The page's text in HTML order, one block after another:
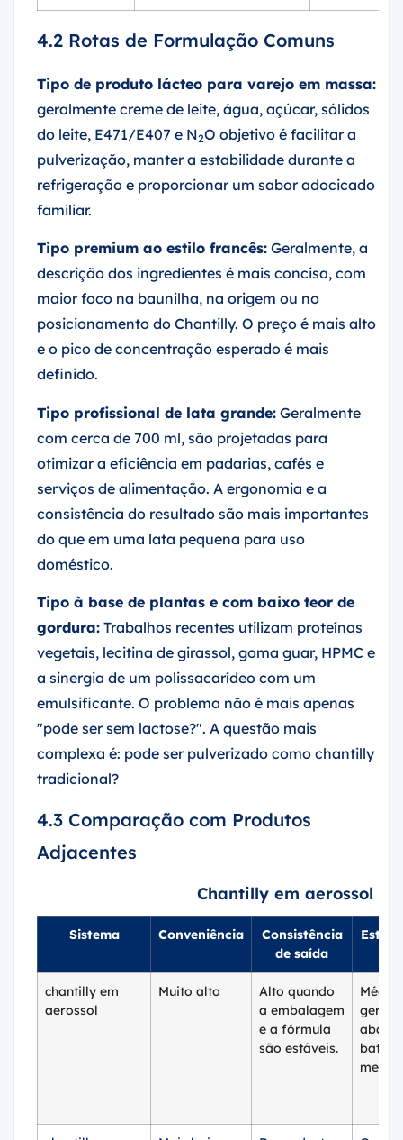
4.2 Rotas de Formulação Comuns
Tipo de produto lácteo para varejo em massa:
geralmente creme de leite, água, açúcar, sólidos
do leite, E471/E407 e N2O objetivo é facilitar a
pulverização, manter a estabilidade durante a
refrigeração e proporcionar um sabor adocicado
familiar.
Tipo premium ao estilo francês: Geralmente, a
descrição dos ingredientes é mais concisa, com
maior foco na baunilha, na origem ou no
posicionamento do Chantilly. O preço é mais alto
e o pico de concentração esperado é mais
definido.
Tipo profissional de lata grande: Geralmente
com cerca de 700 ml, são projetadas para
otimizar a eficiência em padarias, cafés e
serviços de alimentação. A ergonomia e a
consistência do resultado são mais importantes
do que em uma lata pequena para uso
doméstico.
Tipo à base de plantas e com baixo teor de
gordura: Trabalhos recentes utilizam proteínas
vegetais, lecitina de girassol, goma guar, HPMC e
a sinergia de um polissacarídeo com um
emulsificante. O problema não é mais apenas
"pode ser sem lactose?". A questão mais
complexa é: pode ser pulverizado como chantilly
tradicional?
4.3 Comparação com Produtos
Adjacentes
Chantilly em aerossol e
Sistema Conveniência
Consistência
de saída
chantilly em
aerossol
Muito alto
Alto quando
a embalagem
e a fórmula
são estáveis.
Médio;